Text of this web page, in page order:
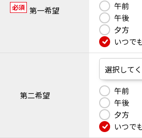
必須 第一希望
午前
午後
夕方
いつで
第二希望
午前
午後
夕方
いつで